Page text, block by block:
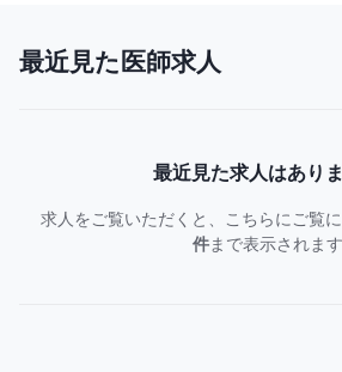
最近見た医師求人
最近見た求人はあり
求人をご覧いただくと、こちらにご覧
件まで表示されます